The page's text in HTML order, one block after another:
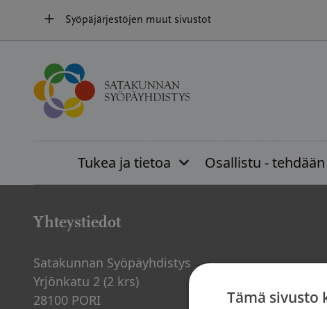
sisältöön
Syöpäjärjestöjen muut sivustot
Tukea ja tietoa Osallistu -
Etusivu»Palvelut
Yhteystiedot
Satakunnan Syöpäyhdistys
Yrjönkatu 2 (2 krs)
28100 PORI
Tämä sivusto